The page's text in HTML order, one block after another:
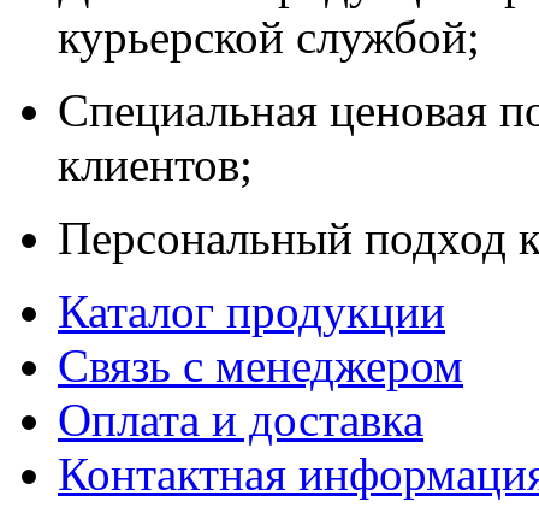
курьерской службой;
Специальная ценовая
клиентов;
Персональный подход
Каталог продукции
Связь с менеджером
Оплата и доставка
Контактная